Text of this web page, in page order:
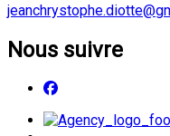
Nous suivre